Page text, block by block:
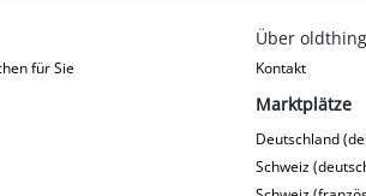
für Sie
Über oldthing
Kontakt
Marktplätze
Deutschland
Schweiz